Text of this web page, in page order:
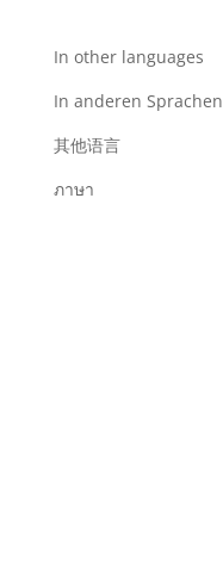
In other languages
In anderen Sprachen
其他语言
ภาษา